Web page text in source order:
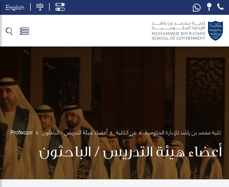
English
كلية محمد بن راشد للإدارة الحكومية عن الكلية أعضاء هيئة التدريس / الباحثون
Professor
Mark
Esposito
أعضاء هيئة التدريس / الباحثون